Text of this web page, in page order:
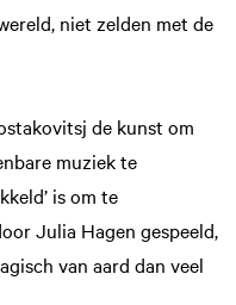
niet zelden met de
de kunst om
muziek te
is om te
Julia Hagen gespeeld,
van aard dan veel